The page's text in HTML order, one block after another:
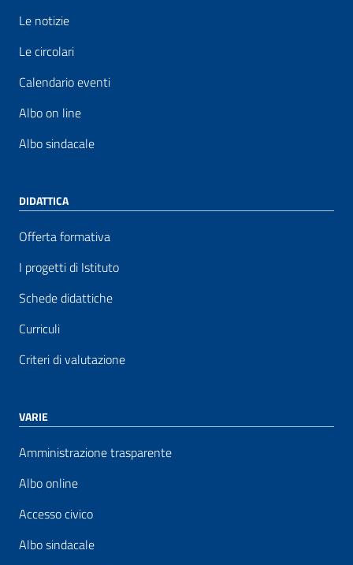
Le notizie
Le circolari
Calendario eventi
Albo on line
Albo sindacale
DIDATTICA
Offerta formativa
I progetti di Istituto
Schede didattiche
Curriculi
Criteri di valutazione
VARIE
Amministrazione trasparente
Albo online
Accesso civico
Albo sindacale